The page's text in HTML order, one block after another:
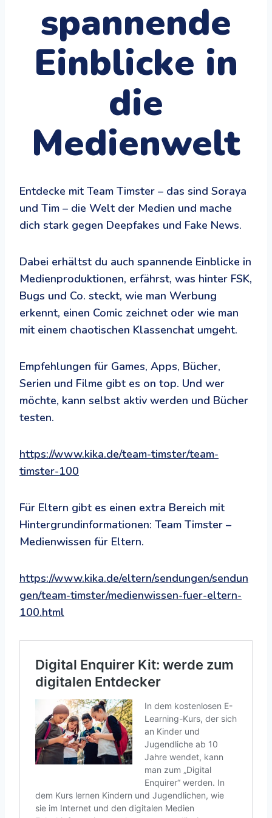
spannende
Einblicke in
die
Medienwelt
Entdecke mit Team Timster – das sind Soraya
und Tim – die Welt der Medien und mache
dich stark gegen Deepfakes und Fake News.
Dabei erhältst du auch spannende Einblicke in
Medienproduktionen, erfährst, was hinter FSK,
Bugs und Co. steckt, wie man Werbung
erkennt, einen Comic zeichnet oder wie man
mit einem chaotischen Klassenchat umgeht.
Empfehlungen für Games, Apps, Bücher,
Serien und Filme gibt es on top. Und wer
möchte, kann selbst aktiv werden und Bücher
testen.
https://www.kika.de/team-timster/team-
timster-100
Für Eltern gibt es einen extra Bereich mit
Hintergrundinformationen: Team Timster –
Medienwissen für Eltern.
https://www.kika.de/eltern/sendungen/sendun
gen/team-timster/medienwissen-fuer-eltern-
100.html